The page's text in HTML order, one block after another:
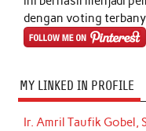
dengan voting
MY LINKED IN PROFILE
Ir. Amril Taufik Gobel,